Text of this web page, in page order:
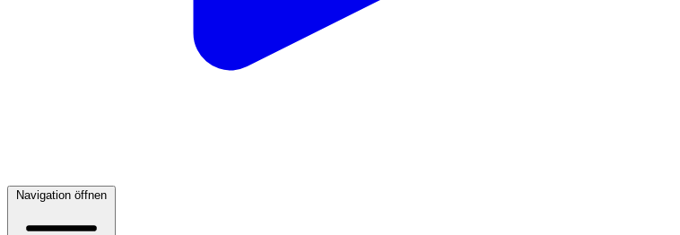
Navigation öffnen